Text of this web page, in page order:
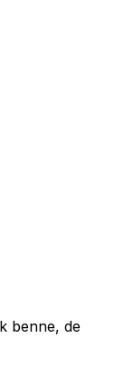
benne, de